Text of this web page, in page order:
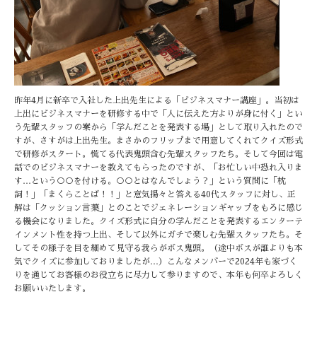
昨年4月に新卒で入社した上出先生による「ビジネスマナー講座」。当初は
上出にビジネスマナーを研修する中で「人に伝えた方よりが身に付く」とい
う先輩スタッフの案から「学んだことを発表する場」として取り入れたので
すが、さすがは上出先生。まさかのフリップまで用意してくれてクイズ形式
で研修がスタート。慌てる代表鬼頭含む先輩スタッフたち。そして今回は電
話でのビジネスマナーを教えてもらったのですが、「お忙しい中恐れ入りま
す…という○○を付ける。○○とはなんでしょう？」という質問に「枕
詞！」「まくらことば！！」と意気揚々と答える40代スタッフに対し、正
解は「クッション言葉」とのことでジェネレーションギャップをもろに感じ
る機会になりました。クイズ形式に自分の学んだことを発表するエンターテ
インメント性を持つ上出、そして以外にガチで楽しむ先輩スタッフたち。そ
してその様子を目を細めて見守る我らがボス鬼頭。（途中ボスが誰よりも本
気でクイズに参加しておりましたが…）こんなメンバーで2024年も家づく
りを通じてお客様のお役立ちに尽力して参りますので、本年も何卒よろしく
お願いいたします。